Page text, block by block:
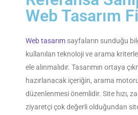
Web Tasarım
Web tasarım sayfaların sunduğu
kullanılan teknoloji ve arama
ele alınmalıdır. Tasarımın ortaya
hazırlanacak içeriğin, arama
düzenlenmesi önemlidir. Site hızı,
ziyaretçi çok değerli olduğundan